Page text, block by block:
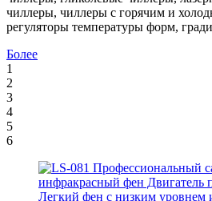
чиллеры, чиллеры с горячим и
регуляторы температуры форм,
Более
1
2
3
4
5
6